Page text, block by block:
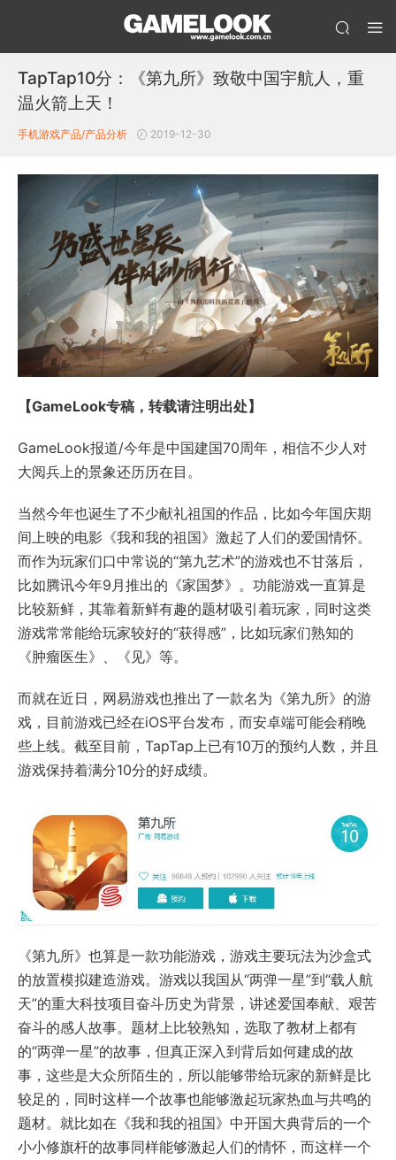
TapTap10分：《第九所》致敬中国宇航人，重
温火箭上天！
手机游戏产品/产品分析 2019-12-30
【GameLook专稿，转载请注明出处】
GameLook报道/今年是中国建国70周年，相信不少人对
大阅兵上的景象还历历在目。
当然今年也诞生了不少献礼祖国的作品，比如今年国庆期
间上映的电影《我和我的祖国》激起了人们的爱国情怀。
而作为玩家们口中常说的“第九艺术”的游戏也不甘落后，
比如腾讯今年9月推出的《家国梦》。功能游戏一直算是
比较新鲜，其靠着新鲜有趣的题材吸引着玩家，同时这类
游戏常常能给玩家较好的“获得感”，比如玩家们熟知的
《肿瘤医生》、《见》等。
而就在近日，网易游戏也推出了一款名为《第九所》的游
戏，目前游戏已经在iOS平台发布，而安卓端可能会稍晚
些上线。截至目前，TapTap上已有10万的预约人数，并且
游戏保持着满分10分的好成绩。
《第九所》也算是一款功能游戏，游戏主要玩法为沙盒式
的放置模拟建造游戏。游戏以我国从“两弹一星”到“载人航
天”的重大科技项目奋斗历史为背景，讲述爱国奉献、艰苦
奋斗的感人故事。题材上比较熟知，选取了教材上都有
的“两弹一星”的故事，但真正深入到背后如何建成的故
事，这些是大众所陌生的，所以能够带给玩家的新鲜是比
较足的，同时这样一个故事也能够激起玩家热血与共鸣的
题材。就比如在《我和我的祖国》中开国大典背后的一个
小小修旗杆的故事同样能够激起人们的情怀，而这样一个